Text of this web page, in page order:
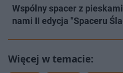
Wspólny spacer z
nami II edycja "Spaceru